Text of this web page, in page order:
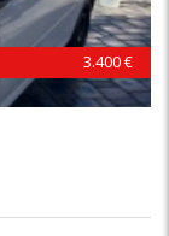
3.400 €